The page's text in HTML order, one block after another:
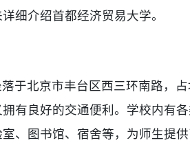
细介绍首都经济贸易大学。
于北京市丰台区西三环南路，
有良好的交通便利。学校内有
、图书馆、宿舍等，为师生提供